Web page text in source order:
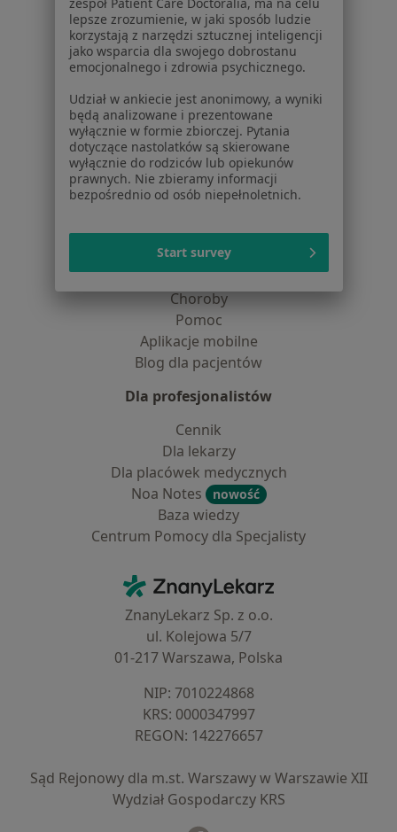
Jak działają wyniki wyszukiwania
Dostępność
O nas
Partnerzy
Centrum prasowe
Kontakt
Dla pacjentów
Placówki medyczne
Pytania i odpowiedzi
Usługi i zabiegi
Choroby
Pomoc
Aplikacje mobilne
Blog dla pacjentów
Dla profesjonalistów
Cennik
Dla lekarzy
Dla placówek medycznych
Noa Notes
nowość
Baza wiedzy
Centrum Pomocy dla Specjalisty
ZnanyLekarz - Strona główna
ZnanyLekarz Sp. z o.o.
ul. Kolejowa 5/7
01-217 Warszawa, Polska
NIP: ⁠7010224868
KRS: ⁠0000347997
REGON: ⁠142276657
Sąd Rejonowy dla m.st. Warszawy w Warszawie XII
Wydział Gospodarczy KRS
lepsze zrozumienie, w jaki sposób ludzie
korzystają z narzędzi sztucznej inteligencji
jako wsparcia dla swojego dobrostanu
emocjonalnego i zdrowia psychicznego.
Udział w ankiecie jest anonimowy, a wyniki
będą analizowane i prezentowane
wyłącznie w formie zbiorczej. Pytania
dotyczące nastolatków są skierowane
wyłącznie do rodziców lub opiekunów
prawnych. Nie zbieramy informacji
bezpośrednio od osób niepełnoletnich.
Start survey